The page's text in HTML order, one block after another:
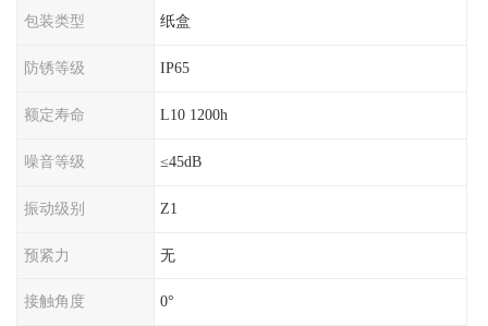
包装类型 纸盒
防锈等级 IP65
额定寿命 L10 1200h
噪音等级 ≤45dB
振动级别 Z1
预紧力 无
接触角度 0°